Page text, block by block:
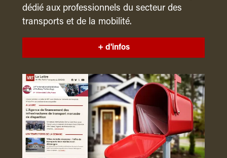
dédié aux professionnels du secteur des
transports et de la mobilité.
+ d'infos